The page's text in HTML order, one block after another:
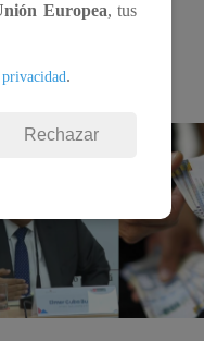
Europea, tus
.
Rechazar